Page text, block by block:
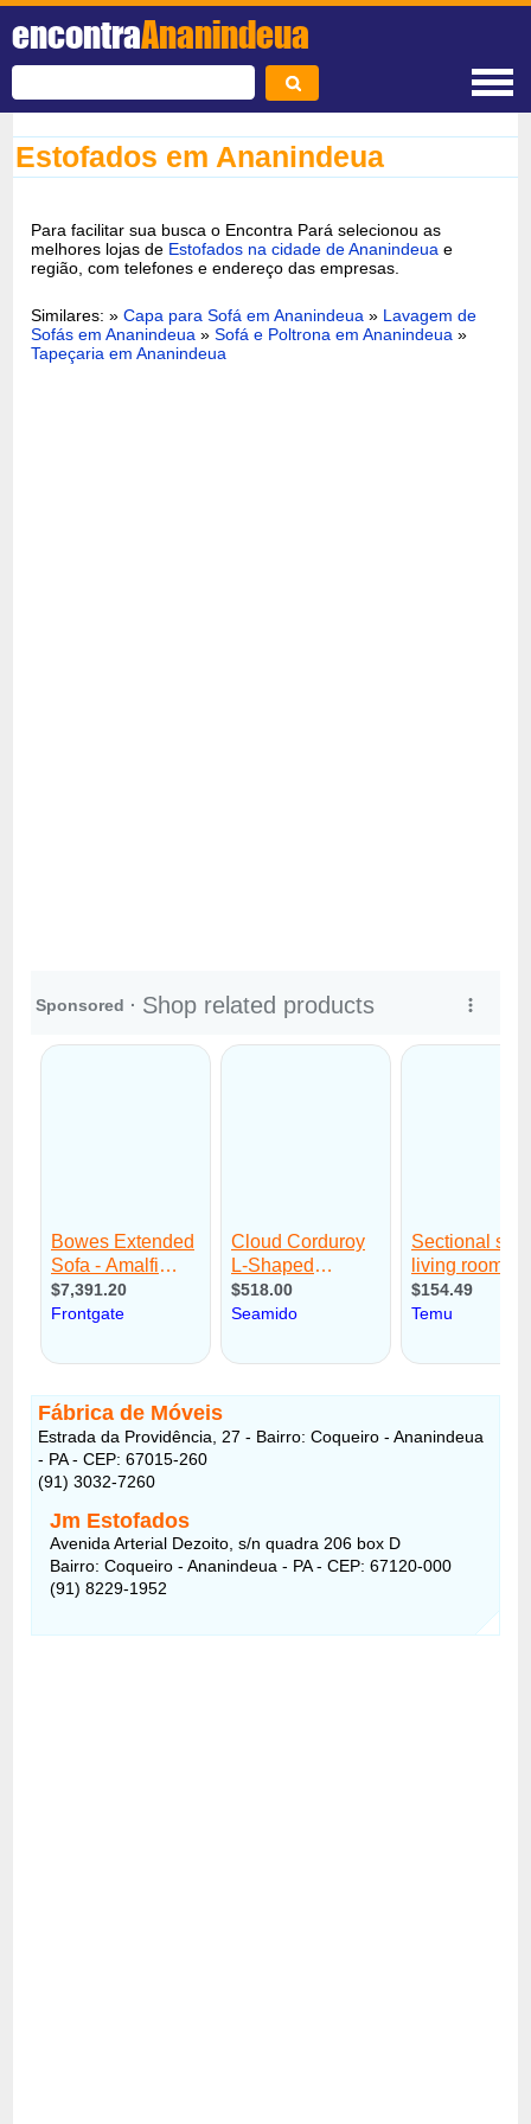
encontraAnanindeua
Estofados em Ananindeua
Para facilitar sua busca o Encontra Pará selecionou as
melhores lojas de Estofados na cidade de Ananindeua e
região, com telefones e endereço das empresas.
Similares: »Capa para Sofá em Ananindeua » Lavagem de
Sofás em Ananindeua »Sofá e Poltrona em Ananindeua »
Tapeçaria em Ananindeua
Fábrica de Móveis
Estrada da Providência, 27 - Bairro: Coqueiro - Ananindeua
- PA - CEP: 67015-260
(91) 3032-7260
Jm Estofados
Avenida Arterial Dezoito, s/n quadra 206 box D
Bairro: Coqueiro - Ananindeua - PA - CEP: 67120-000
(91) 8229-1952